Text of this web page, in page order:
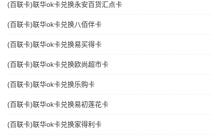
(百联卡)联华ok卡兑换永安百货汇点卡
(百联卡)联华ok卡兑换八佰伴卡
(百联卡)联华ok卡兑换易买得卡
(百联卡)联华ok卡兑换欧尚超市卡
(百联卡)联华ok卡兑换乐购卡
(百联卡)联华ok卡兑换易初莲花卡
(百联卡)联华ok卡兑换家得利卡